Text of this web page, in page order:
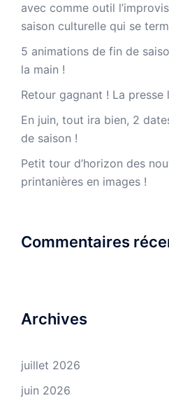
avec comme outil
saison culturelle qui se
5 animations de fin de
la main !
Retour gagnant ! La presse
En juin, tout ira bien, 2
de saison !
Petit tour d’horizon des
printanières en images !
Commentaires
Archives
juillet 2026
juin 2026